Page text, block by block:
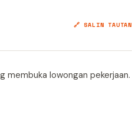
🔗 SALIN TAUTAN
lowongan pekerjaan.